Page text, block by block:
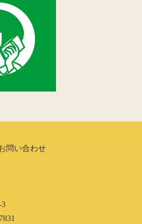
問い合わせ
1-3-3